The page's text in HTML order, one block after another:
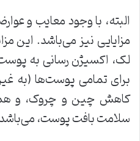
البته، با وجود معایب و
مزایایی نیز می‌باشد. این
لک، اکسیژن رسانی به
برای تمامی پوست‌ها (به
کاهش چین و چروک، و
سلامت بافت پوست،